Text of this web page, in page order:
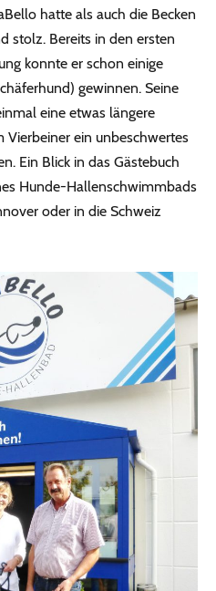
hatte als auch die Becken
stolz. Bereits in den ersten
konnte er schon einige
gewinnen. Seine
eine etwas längere
ein unbeschwertes
Ein Blick in das Gästebuch
Hunde-Hallenschwimmbads
oder in die Schweiz